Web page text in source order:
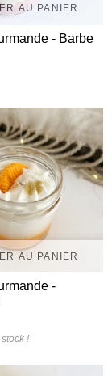
AU PANIER
- Barbe
AU PANIER
-
!